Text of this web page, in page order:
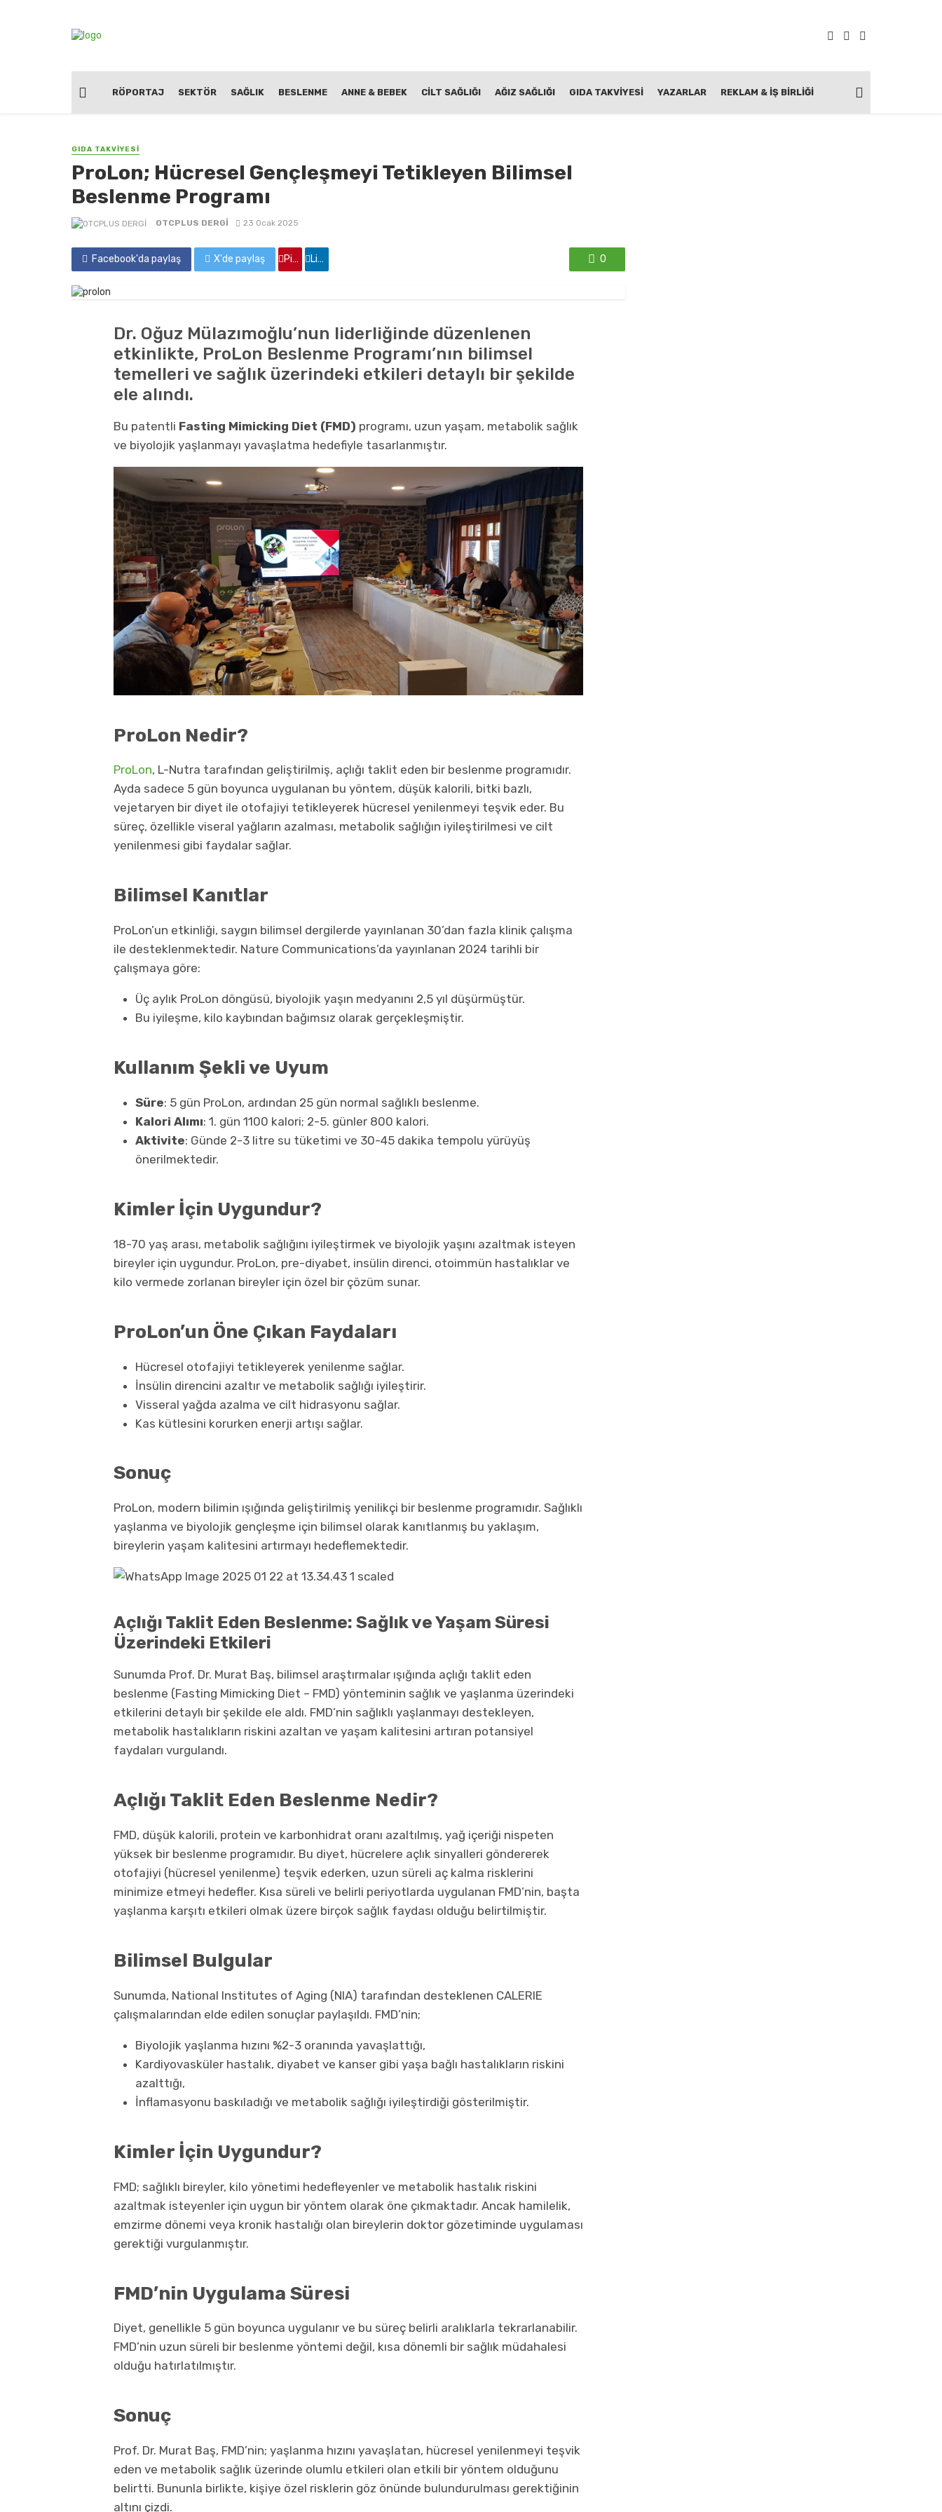
RÖPORTAJ SEKTÖR SAĞLIK BESLENME ANNE & BEBEK CİLT SAĞLIĞI AĞIZ SAĞLIĞI GIDA TAKVİYESİ YAZARLAR REKLAM & İŞ BIRLIĞI
GIDA TAKVİYESİ
ProLon; Hücresel Gençleşmeyi Tetikleyen Bilimsel
Beslenme Programı
OTCPLUS DERGİ 23 Ocak 2025
Facebook'da paylaş X'de paylaş Pinterest'de paylaş Linkedin'de paylaş 0
Dr. Oğuz Mülazımoğlu’nun liderliğinde düzenlenen
etkinlikte, ProLon Beslenme Programı’nın bilimsel
temelleri ve sağlık üzerindeki etkileri detaylı bir şekilde
ele alındı.
Bu patentli Fasting Mimicking Diet (FMD) programı, uzun yaşam, metabolik sağlık
ve biyolojik yaşlanmayı yavaşlatma hedefiyle tasarlanmıştır.
ProLon Nedir?
ProLon, L-Nutra tarafından geliştirilmiş, açlığı taklit eden bir beslenme programıdır.
Ayda sadece 5 gün boyunca uygulanan bu yöntem, düşük kalorili, bitki bazlı,
vejetaryen bir diyet ile otofajiyi tetikleyerek hücresel yenilenmeyi teşvik eder. Bu
süreç, özellikle viseral yağların azalması, metabolik sağlığın iyileştirilmesi ve cilt
yenilenmesi gibi faydalar sağlar.
Bilimsel Kanıtlar
ProLon’un etkinliği, saygın bilimsel dergilerde yayınlanan 30’dan fazla klinik çalışma
ile desteklenmektedir. Nature Communications’da yayınlanan 2024 tarihli bir
çalışmaya göre:
Üç aylık ProLon döngüsü, biyolojik yaşın medyanını 2,5 yıl düşürmüştür.
Bu iyileşme, kilo kaybından bağımsız olarak gerçekleşmiştir.
Kullanım Şekli ve Uyum
Süre: 5 gün ProLon, ardından 25 gün normal sağlıklı beslenme.
Kalori Alımı: 1. gün 1100 kalori; 2-5. günler 800 kalori.
Aktivite: Günde 2-3 litre su tüketimi ve 30-45 dakika tempolu yürüyüş
önerilmektedir.
Kimler İçin Uygundur?
18-70 yaş arası, metabolik sağlığını iyileştirmek ve biyolojik yaşını azaltmak isteyen
bireyler için uygundur. ProLon, pre-diyabet, insülin direnci, otoimmün hastalıklar ve
kilo vermede zorlanan bireyler için özel bir çözüm sunar.
ProLon’un Öne Çıkan Faydaları
Hücresel otofajiyi tetikleyerek yenilenme sağlar.
İnsülin direncini azaltır ve metabolik sağlığı iyileştirir.
Visseral yağda azalma ve cilt hidrasyonu sağlar.
Kas kütlesini korurken enerji artışı sağlar.
Sonuç
ProLon, modern bilimin ışığında geliştirilmiş yenilikçi bir beslenme programıdır. Sağlıklı
yaşlanma ve biyolojik gençleşme için bilimsel olarak kanıtlanmış bu yaklaşım,
bireylerin yaşam kalitesini artırmayı hedeflemektedir.
Açlığı Taklit Eden Beslenme: Sağlık ve Yaşam Süresi
Üzerindeki Etkileri
Sunumda Prof. Dr. Murat Baş, bilimsel araştırmalar ışığında açlığı taklit eden
beslenme (Fasting Mimicking Diet – FMD) yönteminin sağlık ve yaşlanma üzerindeki
etkilerini detaylı bir şekilde ele aldı. FMD’nin sağlıklı yaşlanmayı destekleyen,
metabolik hastalıkların riskini azaltan ve yaşam kalitesini artıran potansiyel
faydaları vurgulandı.
Açlığı Taklit Eden Beslenme Nedir?
FMD, düşük kalorili, protein ve karbonhidrat oranı azaltılmış, yağ içeriği nispeten
yüksek bir beslenme programıdır. Bu diyet, hücrelere açlık sinyalleri göndererek
otofajiyi (hücresel yenilenme) teşvik ederken, uzun süreli aç kalma risklerini
minimize etmeyi hedefler. Kısa süreli ve belirli periyotlarda uygulanan FMD’nin, başta
yaşlanma karşıtı etkileri olmak üzere birçok sağlık faydası olduğu belirtilmiştir.
Bilimsel Bulgular
Sunumda, National Institutes of Aging (NIA) tarafından desteklenen CALERIE
çalışmalarından elde edilen sonuçlar paylaşıldı. FMD’nin;
Biyolojik yaşlanma hızını %2-3 oranında yavaşlattığı,
Kardiyovasküler hastalık, diyabet ve kanser gibi yaşa bağlı hastalıkların riskini
azalttığı,
İnflamasyonu baskıladığı ve metabolik sağlığı iyileştirdiği gösterilmiştir.
Kimler İçin Uygundur?
FMD; sağlıklı bireyler, kilo yönetimi hedefleyenler ve metabolik hastalık riskini
azaltmak isteyenler için uygun bir yöntem olarak öne çıkmaktadır. Ancak hamilelik,
emzirme dönemi veya kronik hastalığı olan bireylerin doktor gözetiminde uygulaması
gerektiği vurgulanmıştır.
FMD’nin Uygulama Süresi
Diyet, genellikle 5 gün boyunca uygulanır ve bu süreç belirli aralıklarla tekrarlanabilir.
FMD’nin uzun süreli bir beslenme yöntemi değil, kısa dönemli bir sağlık müdahalesi
olduğu hatırlatılmıştır.
Sonuç
Prof. Dr. Murat Baş, FMD’nin; yaşlanma hızını yavaşlatan, hücresel yenilenmeyi teşvik
eden ve metabolik sağlık üzerinde olumlu etkileri olan etkili bir yöntem olduğunu
belirtti. Bununla birlikte, kişiye özel risklerin göz önünde bulundurulması gerektiğinin
altını çizdi.